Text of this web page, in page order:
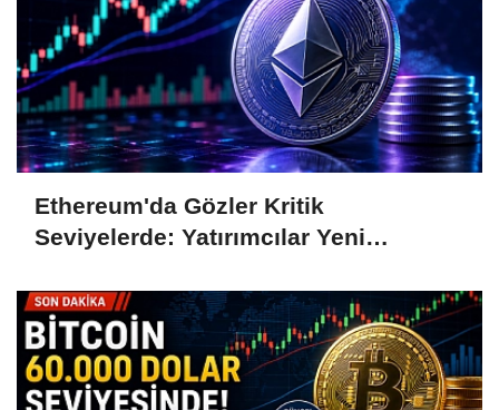
Ethereum'da Gözler Kritik
Seviyelerde: Yatırımcılar Yeni